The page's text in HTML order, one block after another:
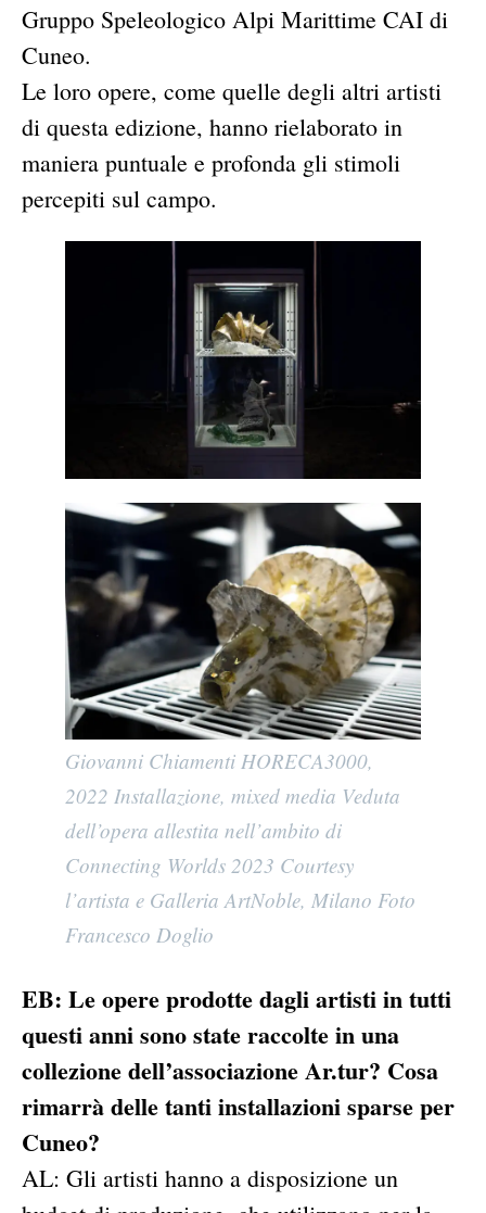
Gruppo Speleologico Alpi Marittime CAI di
Cuneo.
Le loro opere, come quelle degli altri artisti
di questa edizione, hanno rielaborato in
maniera puntuale e profonda gli stimoli
percepiti sul campo.
Giovanni Chiamenti HORECA3000,
2022 Installazione, mixed media Veduta
dell’opera allestita nell’ambito di
Connecting Worlds 2023 Courtesy
l’artista e Galleria ArtNoble, Milano Foto
Francesco Doglio
EB: Le opere prodotte dagli artisti in tutti
questi anni sono state raccolte in una
collezione dell’associazione Ar.tur? Cosa
rimarrà delle tanti installazioni sparse per
Cuneo?
AL: Gli artisti hanno a disposizione un